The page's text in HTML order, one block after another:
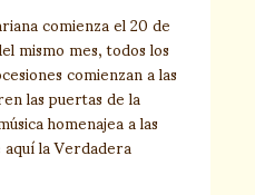
comienza el 20 de
mismo mes, todos los
comienzan a las
las puertas de la
homenajea a las
la Verdadera